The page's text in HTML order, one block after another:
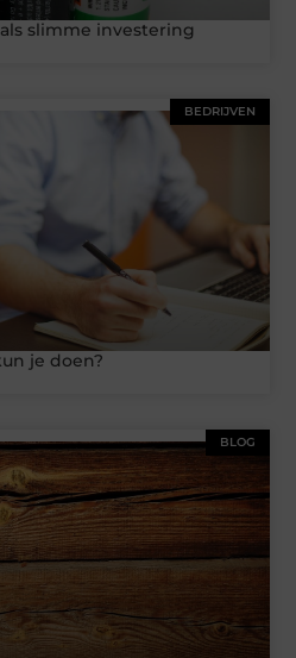
slimme investering
BEDRIJVEN
je doen?
BLOG